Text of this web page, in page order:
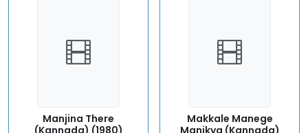
Manjina There
(Kannada) (1980)
Makkale Manege
Manikya (Kannada)